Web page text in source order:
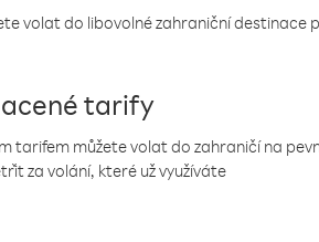
volat do libovolné zahraniční destinace
tarify
tarifem můžete volat do zahraničí na
za volání, které už využíváte